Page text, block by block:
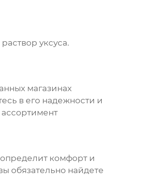
уксуса.
магазинах
в его надежности и
комфорт и
обязательно найдете